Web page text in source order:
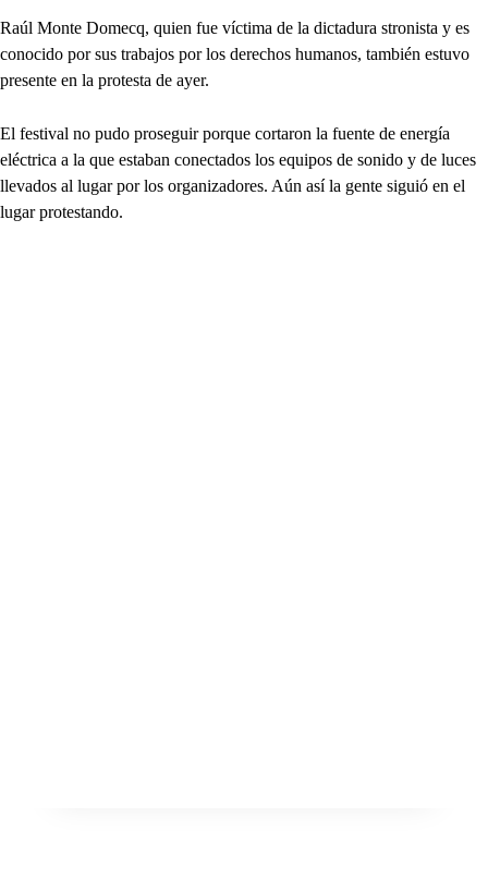
Raúl Monte Domecq, quien fue víctima de la dictadura stronista y es
conocido por sus trabajos por los derechos humanos, también estuvo
presente en la protesta de ayer.
El festival no pudo proseguir porque cortaron la fuente de energía
eléctrica a la que estaban conectados los equipos de sonido y de luces
llevados al lugar por los organizadores. Aún así la gente siguió en el
lugar protestando.